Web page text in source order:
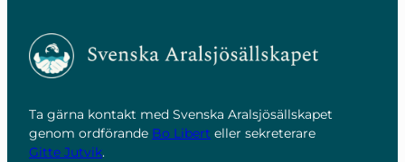
Ta gärna kontakt med Svenska Aralsjösällskapet
genom ordförande Bo Libert eller sekreterare
Gitte Jutvik.